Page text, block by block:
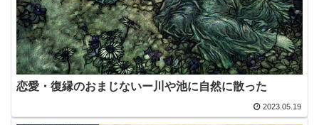
恋愛・復縁のおまじないー川や池に自然に散った
2023.05.19